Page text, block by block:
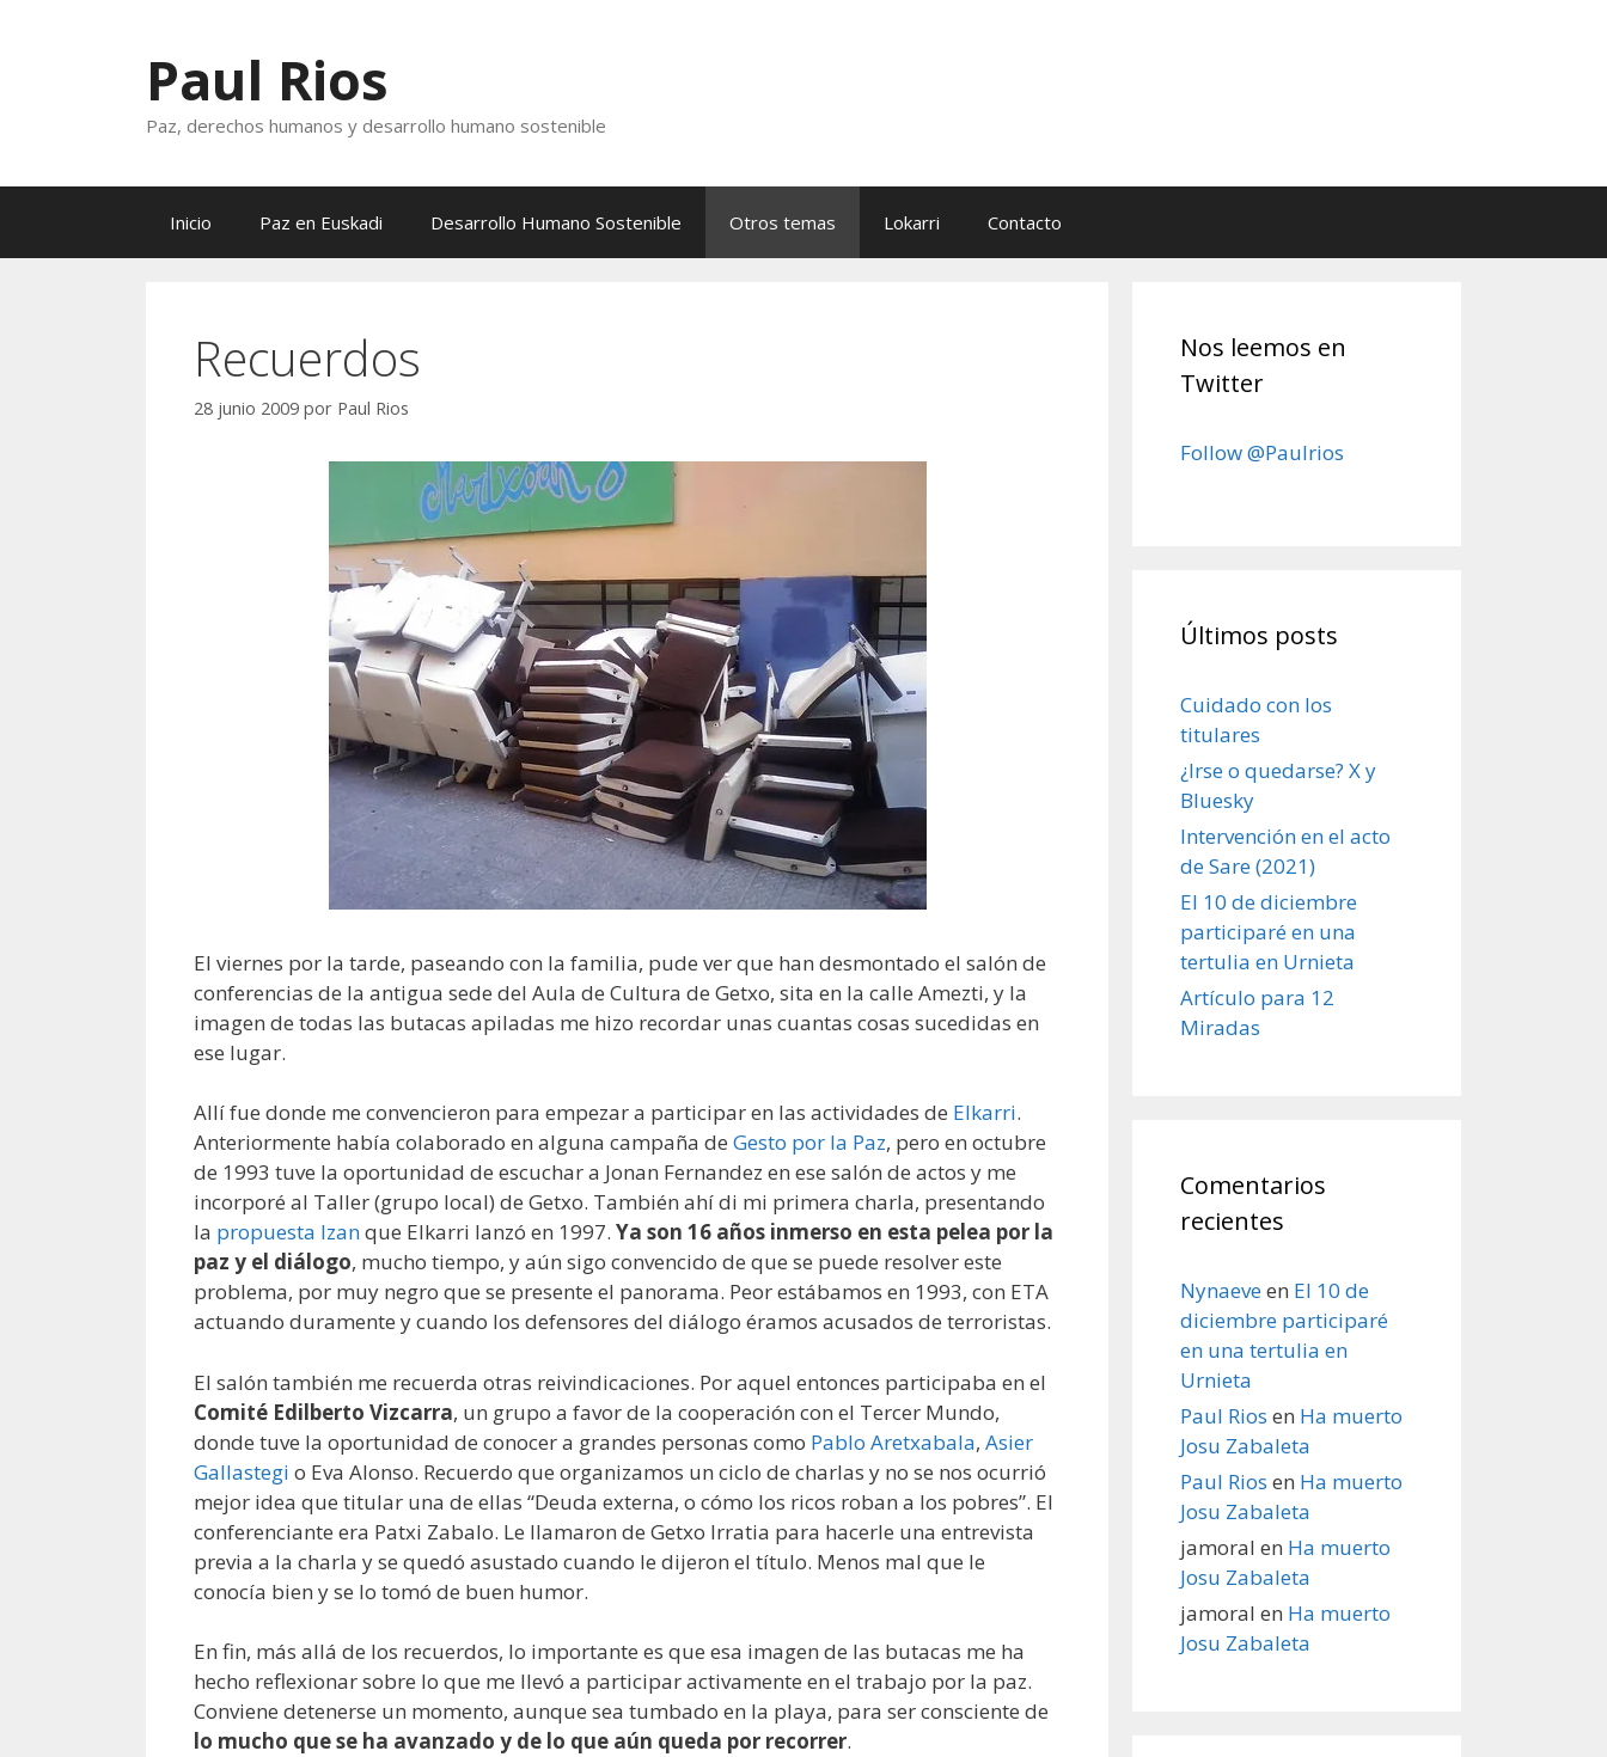
Paul Rios
Paz, derechos humanos y desarrollo humano sostenible
Inicio Paz en Euskadi Desarrollo Humano Sostenible Otros temas Lokarri Contacto
Recuerdos
28 junio 2009 por Paul Rios
El viernes por la tarde, paseando con la familia, pude ver que han desmontado el salón de
conferencias de la antigua sede del Aula de Cultura de Getxo, sita en la calle Amezti, y la
imagen de todas las butacas apiladas me hizo recordar unas cuantas cosas sucedidas en
ese lugar.
Allí fue donde me convencieron para empezar a participar en las actividades de Elkarri.
Anteriormente había colaborado en alguna campaña de Gesto por la Paz, pero en octubre
de 1993 tuve la oportunidad de escuchar a Jonan Fernandez en ese salón de actos y me
incorporé al Taller (grupo local) de Getxo. También ahí di mi primera charla, presentando
la propuesta Izanque Elkarri lanzó en 1997. Ya son 16 años inmerso en esta pelea por la
paz y el diálogo, mucho tiempo, y aún sigo convencido de que se puede resolver este
problema, por muy negro que se presente el panorama. Peor estábamos en 1993, con ETA
actuando duramente y cuando los defensores del diálogo éramos acusados de terroristas.
El salón también me recuerda otras reivindicaciones. Por aquel entonces participaba en el
Comité Edilberto Vizcarra, un grupo a favor de la cooperación con el Tercer Mundo,
donde tuve la oportunidad de conocer a grandes personas como Pablo Aretxabala, Asier
Gallastegi o Eva Alonso. Recuerdo que organizamos un ciclo de charlas y no se nos ocurrió
mejor idea que titular una de ellas “Deuda externa, o cómo los ricos roban a los pobres”. El
conferenciante era Patxi Zabalo. Le llamaron de Getxo Irratia para hacerle una entrevista
previa a la charla y se quedó asustado cuando le dijeron el título. Menos mal que le
conocía bien y se lo tomó de buen humor.
En fin, más allá de los recuerdos, lo importante es que esa imagen de las butacas me ha
hecho reflexionar sobre lo que me llevó a participar activamente en el trabajo por la paz.
Conviene detenerse un momento, aunque sea tumbado en la playa, para ser consciente de
lo mucho que se ha avanzado y de lo que aún queda por recorrer.
Nos leemos en
Twitter
Follow @Paulrios
Últimos posts
Cuidado con los
titulares
¿Irse o quedarse? X y
Bluesky
Intervención en el acto
de Sare (2021)
El 10 de diciembre
participaré en una
tertulia en Urnieta
Artículo para 12
Miradas
Comentarios
recientes
Nynaeveen El 10 de
diciembre participaré
en una tertulia en
Urnieta
Paul Rios en Ha muerto
Josu Zabaleta
Paul Rios en Ha muerto
Josu Zabaleta
jamoral en Ha muerto
Josu Zabaleta
jamoral en Ha muerto
Josu Zabaleta